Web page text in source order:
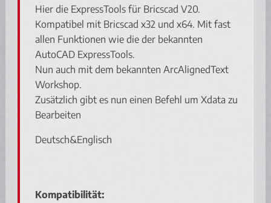
Hier die ExpressTools für Bricscad V20.
Kompatibel mit Bricscad x32 und x64. Mit fast
allen Funktionen wie die der bekannten
AutoCAD ExpressTools.
Nun auch mit dem bekannten ArcAlignedText
Workshop.
Zusätzlich gibt es nun einen Befehl um Xdata zu
Bearbeiten
Deutsch&Englisch
Kompatibilität: